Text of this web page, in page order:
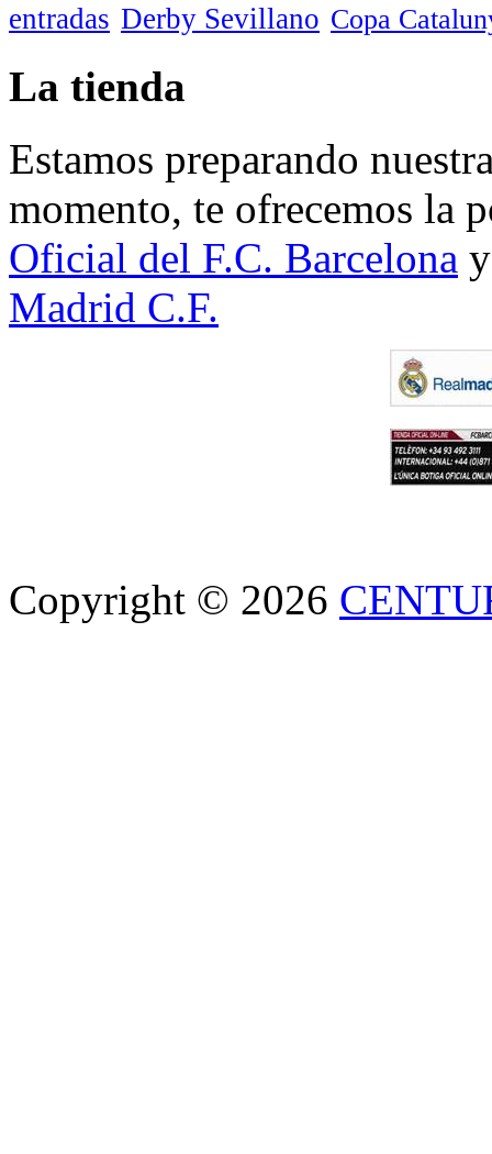
entradas Derby Sevillano Copa
La tienda
Estamos preparando
momento, te ofrecemos la
Oficial del F.C. Barcelona
Madrid C.F.
Copyright © 2026